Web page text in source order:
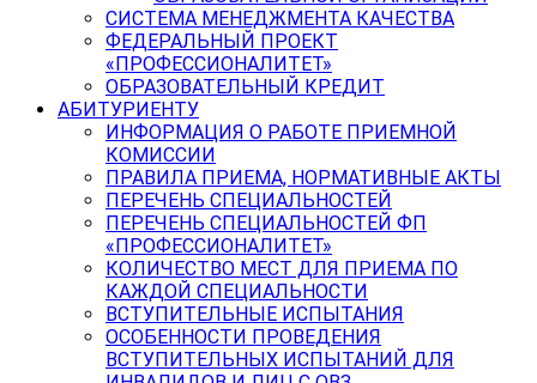
СИСТЕМА МЕНЕДЖМЕНТА КАЧЕСТВА
ФЕДЕРАЛЬНЫЙ ПРОЕКТ
«ПРОФЕССИОНАЛИТЕТ»
ОБРАЗОВАТЕЛЬНЫЙ КРЕДИТ
АБИТУРИЕНТУ
ИНФОРМАЦИЯ О РАБОТЕ ПРИЕМНОЙ
КОМИССИИ
ПРАВИЛА ПРИЕМА, НОРМАТИВНЫЕ АКТЫ
ПЕРЕЧЕНЬ СПЕЦИАЛЬНОСТЕЙ
ПЕРЕЧЕНЬ СПЕЦИАЛЬНОСТЕЙ ФП
«ПРОФЕССИОНАЛИТЕТ»
КОЛИЧЕСТВО МЕСТ ДЛЯ ПРИЕМА ПО
КАЖДОЙ СПЕЦИАЛЬНОСТИ
ВСТУПИТЕЛЬНЫЕ ИСПЫТАНИЯ
ОСОБЕННОСТИ ПРОВЕДЕНИЯ
ВСТУПИТЕЛЬНЫХ ИСПЫТАНИЙ ДЛЯ